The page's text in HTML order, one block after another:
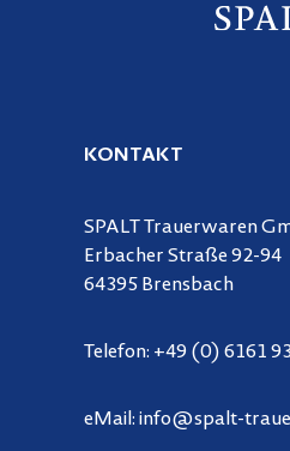
KONTAKT
SPALT Trauerwaren
Erbacher Straße 92-94
64395 Brensbach
Telefon: +49 (0) 6161
eMail: info@spalt-